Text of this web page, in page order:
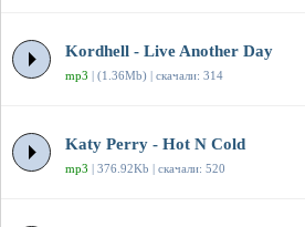
Kordhell - Live Another Day
mp3 | (1.36Mb) | скачали: 314
Katy Perry - Hot N Cold
mp3 | 376.92Kb | скачали: 520